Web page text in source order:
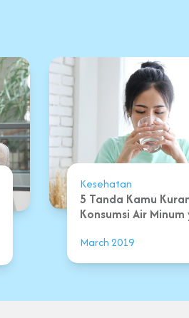
Kesehatan
5 Tanda Kamu
Konsumsi Air
March 2019